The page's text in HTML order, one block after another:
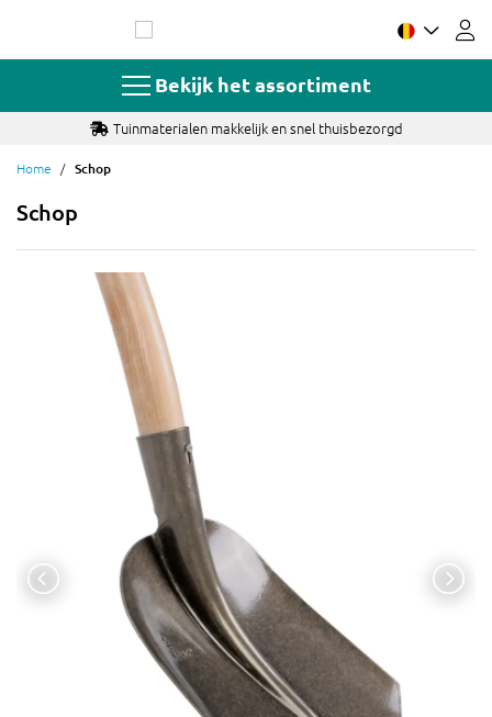
de
Bekijk het assortiment
Tuinmaterialen makkelijk en snel thuisbezorgd
Home Schop
Schop